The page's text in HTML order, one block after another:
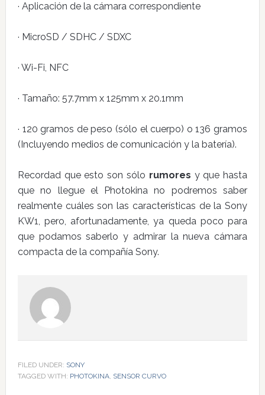
· Aplicación de la cámara correspondiente
· MicroSD / SDHC / SDXC
· Wi-Fi, NFC
· Tamaño: 57.7mm x 125mm x 20.1mm
· 120 gramos de peso (sólo el cuerpo) o 136 gramos
(Incluyendo medios de comunicación y la batería).
Recordad que esto son sólo rumores y que hasta
que no llegue el Photokina no podremos saber
realmente cuáles son las características de la Sony
KW1, pero, afortunadamente, ya queda poco para
que podamos saberlo y admirar la nueva cámara
compacta de la compañía Sony.
FILED UNDER: SONY
TAGGED WITH: PHOTOKINA, SENSOR CURVO